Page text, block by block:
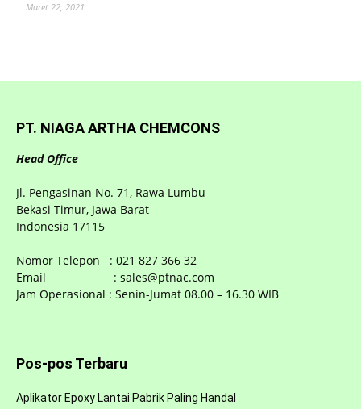
Maret 22, 2021
PT. NIAGA ARTHA CHEMCONS
Head Office
Jl. Pengasinan No. 71, Rawa Lumbu
Bekasi Timur, Jawa Barat
Indonesia 17115
Nomor Telepon : 021 827 366 32
Email : sales@ptnac.com
Jam Operasional : Senin-Jumat 08.00 – 16.30 WIB
Pos-pos Terbaru
Aplikator Epoxy Lantai Pabrik Paling Handal